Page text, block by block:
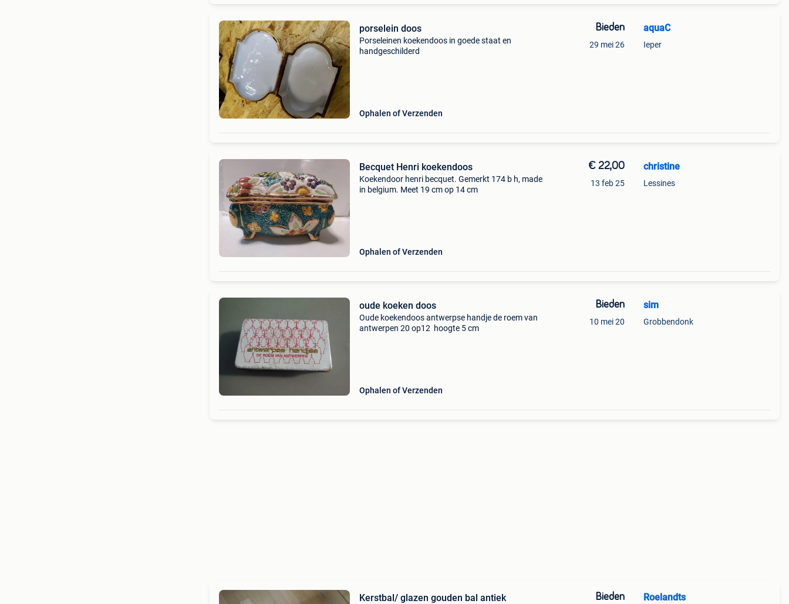
porselein doos
Porseleinen koekendoos in goede staat en
handgeschilderd
Ophalen of Verzenden
Bieden
29 mei 26
aquaC
Ieper
Becquet Henri koekendoos
Koekendoor henri becquet. Gemerkt 174 b h, made
in belgium. Meet 19 cm op 14 cm
Ophalen of Verzenden
€ 22,00
13 feb 25
christine
Lessines
oude koeken doos
Oude koekendoos antwerpse handje de roem van
antwerpen 20 op12 hoogte 5 cm
Ophalen of Verzenden
Bieden
10 mei 20
sim
Grobbendonk
Kerstbal/ glazen gouden bal antiek Bieden Roelandts